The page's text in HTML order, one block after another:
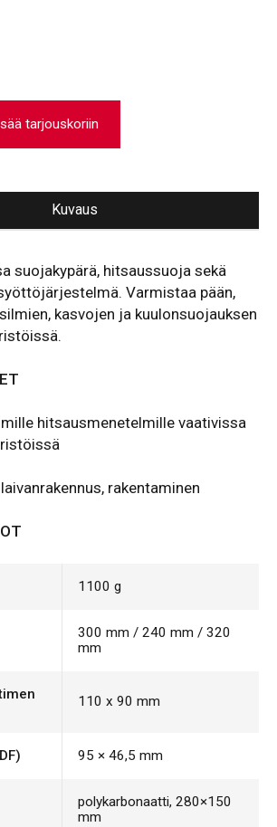
tarjouskoriin
Kuvaus
suojakypärä, hitsaussuoja sekä
Varmistaa pään,
kasvojen ja kuulonsuojauksen
hitsausmenetelmille vaativissa
rakentaminen
1100 g
300 mm / 240 mm / 320
mm
110 x 90 mm
95 × 46,5 mm
polykarbonaatti, 280×150
mm